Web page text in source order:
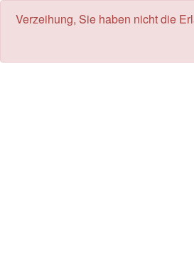
Verzeihung, Sie haben nicht die